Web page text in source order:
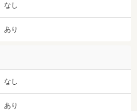
なし
あり
なし
あり